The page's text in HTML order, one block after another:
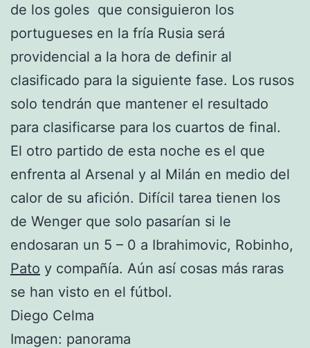
de los goles que consiguieron los
portugueses en la fría Rusia será
providencial a la hora de definir al
clasificado para la siguiente fase. Los rusos
solo tendrán que mantener el resultado
para clasificarse para los cuartos de final.
El otro partido de esta noche es el que
enfrenta al Arsenal y al Milán en medio del
calor de su afición. Difícil tarea tienen los
de Wenger que solo pasarían si le
endosaran un 5 – 0 a Ibrahimovic, Robinho,
Pato y compañía. Aún así cosas más raras
se han visto en el fútbol.
Diego Celma
Imagen: panorama